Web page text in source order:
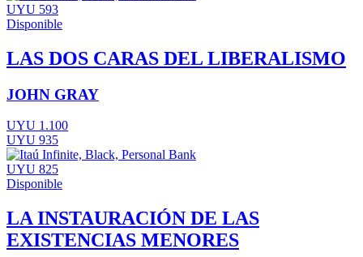
UYU 593
Disponible
LAS DOS CARAS DEL LIBERALISMO
JOHN GRAY
UYU 1.100
UYU 935
UYU 825
Disponible
LA INSTAURACIÓN DE LAS
EXISTENCIAS MENORES